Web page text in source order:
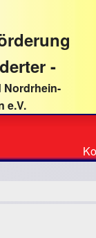
-
Nordrhein-
e.V.